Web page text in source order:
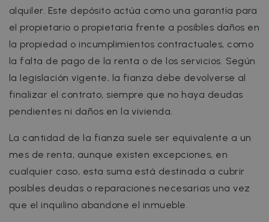
alquiler. Este depósito actúa como una garantía para
el propietario o propietaria frente a posibles daños en
la propiedad o incumplimientos contractuales, como
la falta de pago de la renta o de los servicios. Según
la legislación vigente, la fianza debe devolverse al
finalizar el contrato, siempre que no haya deudas
pendientes ni daños en la vivienda.
La cantidad de la fianza suele ser equivalente a un
mes de renta, aunque existen excepciones, en
cualquier caso, esta suma está destinada a cubrir
posibles deudas o reparaciones necesarias una vez
que el inquilino abandone el inmueble.